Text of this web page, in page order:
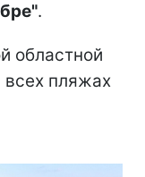
.
областной
всех пляжах